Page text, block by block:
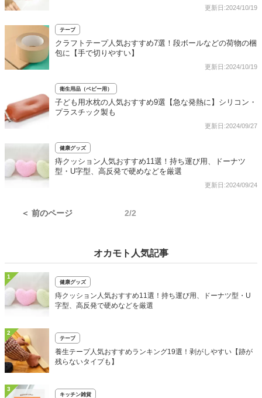
更新日:2024/10/19
テープ
クラフトテープ人気おすすめ7選！段ボールなどの荷物の梱
包に【手で切りやすい】
更新日:2024/10/19
衛生用品（ベビー用）
子ども用水枕の人気おすすめ9選【急な発熱に】シリコン・
プラスチック製も
更新日:2024/09/27
健康グッズ
痔クッション人気おすすめ11選！持ち運び用、ドーナツ
型・U字型、高反発で硬めなどを厳選
更新日:2024/09/24
＜ 前のページ 2/2
オカモト人気記事
1
健康グッズ
痔クッション人気おすすめ11選！持ち運び用、ドーナツ型・U
字型、高反発で硬めなどを厳選
2
テープ
養生テープ人気おすすめランキング19選！剥がしやすい【跡が
残らないタイプも】
3
キッチン雑貨